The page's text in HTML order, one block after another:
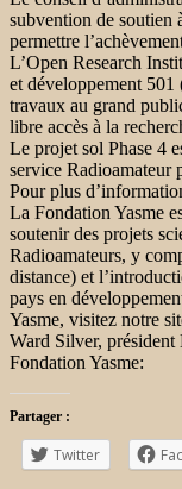
subvention de soutien
permettre
L’Open Research
et développement
travaux au grand
libre accès à la
Le projet sol Phase 4
service Radioamateur
Pour plus
La Fondation Yasme
soutenir des projets
Radioamateurs, y
distance) et
pays en
Yasme, visitez notre
Ward Silver,
Fondation Yasme:
Partager :
Twitter